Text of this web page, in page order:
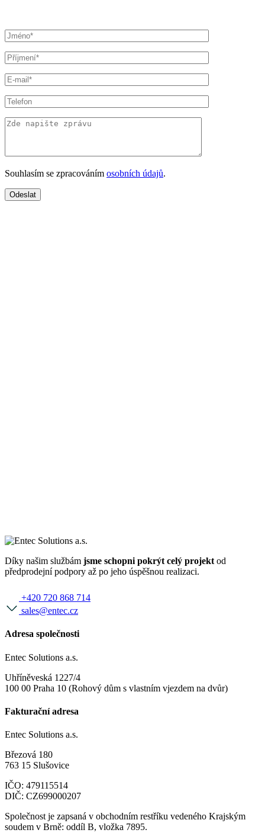
Souhlasím se zpracováním osobních údajů.
Díky našim službám jsme schopni pokrýt celý projekt od
předprodejní podpory až po jeho úspěšnou realizaci.
+420 720 868 714
sales@entec.cz
Adresa společnosti
Entec Solutions a.s.
Uhříněveská 1227/4
100 00 Praha 10 (Rohový dům s vlastním vjezdem na dvůr)
Fakturační adresa
Entec Solutions a.s.
Březová 180
763 15 Slušovice
IČO: 479115514
DIČ: CZ699000207
Společnost je zapsaná v obchodním restříku vedeného Krajským
soudem v Brně: oddíl B, vložka 7895.